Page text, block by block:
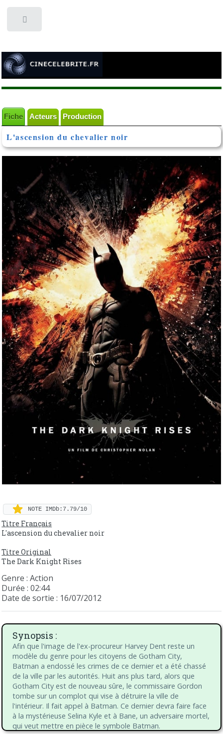
Fiche Acteurs Production
L'ascension du chevalier noir
NOTE IMDb:7.79/10
Titre Français
L'ascension du chevalier noir
Titre Original
The Dark Knight Rises
Genre : Action
Durée : 02:44
Date de sortie : 16/07/2012
Synopsis :
Afin que l'image de l'ex-procureur Harvey Dent reste un
modèle du genre pour les citoyens de Gotham City,
Batman a endossé les crimes de ce dernier et a été chassé
de la ville par les autorités. Huit ans plus tard, alors que
Gotham City est de nouveau sûre, le commissaire Gordon
tombe sur un complot qui vise à détruire la ville de
l'intérieur. Il fait appel à Batman. Ce dernier devra faire face
à la mystérieuse Selina Kyle et à Bane, un adversaire mortel,
qui veut mettre en pièce le symbole Batman.